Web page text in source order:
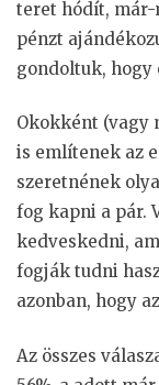
teret hódít, már-
pénzt
gondoltuk, hogy
Okokként (vagy
is említenek az
szeretnének
fog kapni a pár.
kedveskedni,
fogják tudni
azonban, hogy
Az összes